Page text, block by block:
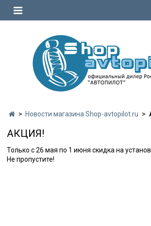
Новости магазина Shop-avtopilot.ru
АКЦИЯ!
Только с 26 мая по 1 июня скидка на
Не пропустите!